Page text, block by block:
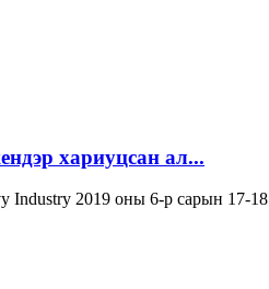
хариуцсан ал...
Industry 2019 оны 6-р сарын 17-18